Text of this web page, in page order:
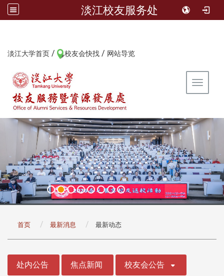
淡江校友服务处
淡江大学首页 / 校友会快找 / 网站导览
Toggle
首页 最新消息 最新动态
处内公告 焦点新闻 校友会公告